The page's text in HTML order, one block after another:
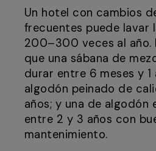
Un hotel con cambios
frecuentes puede lavar
200–300 veces al año.
que una sábana de
durar entre 6 meses y 1
algodón peinado de
años; y una de algodón
entre 2 y 3 años con
mantenimiento.